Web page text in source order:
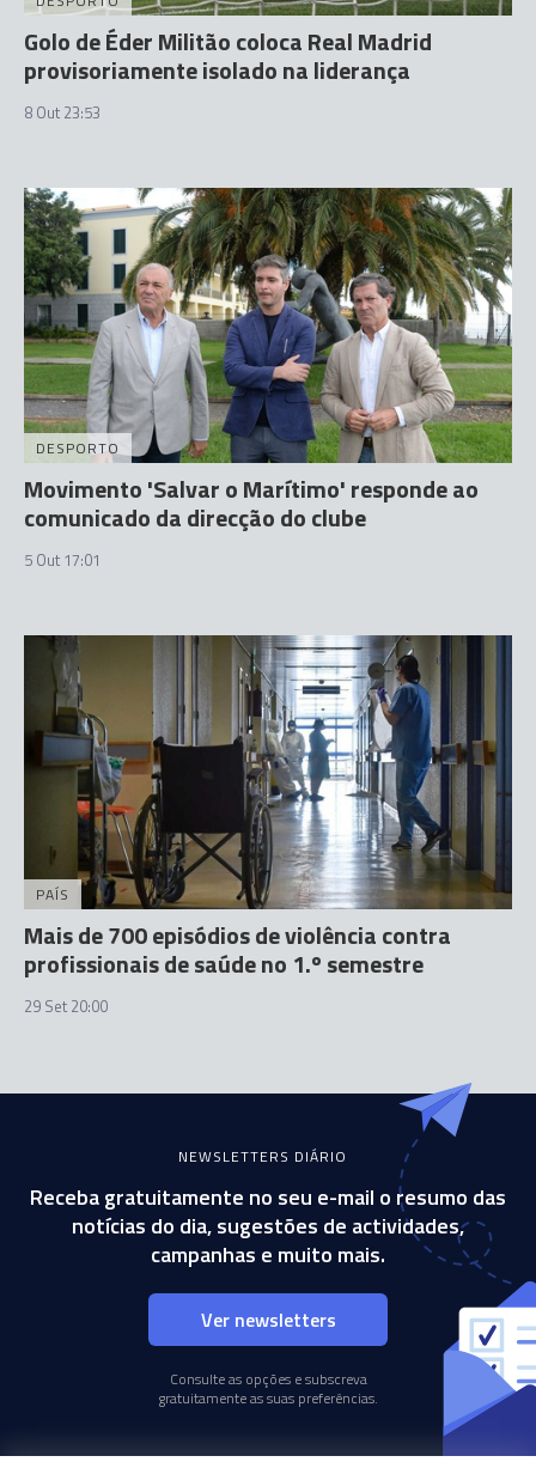
Golo de Éder Militão coloca Real Madrid
provisoriamente isolado na liderança
8 Out 23:53
DESPORTO
Movimento 'Salvar o Marítimo' responde ao
comunicado da direcção do clube
5 Out 17:01
PAÍS
Mais de 700 episódios de violência contra
profissionais de saúde no 1.º semestre
29 Set 20:00
NEWSLETTERS DIÁRIO
Receba gratuitamente no seu e-mail o resumo das
notícias do dia, sugestões de actividades,
campanhas e muito mais.
Ver newsletters
Consulte as opções e subscreva
gratuitamente as suas preferências.